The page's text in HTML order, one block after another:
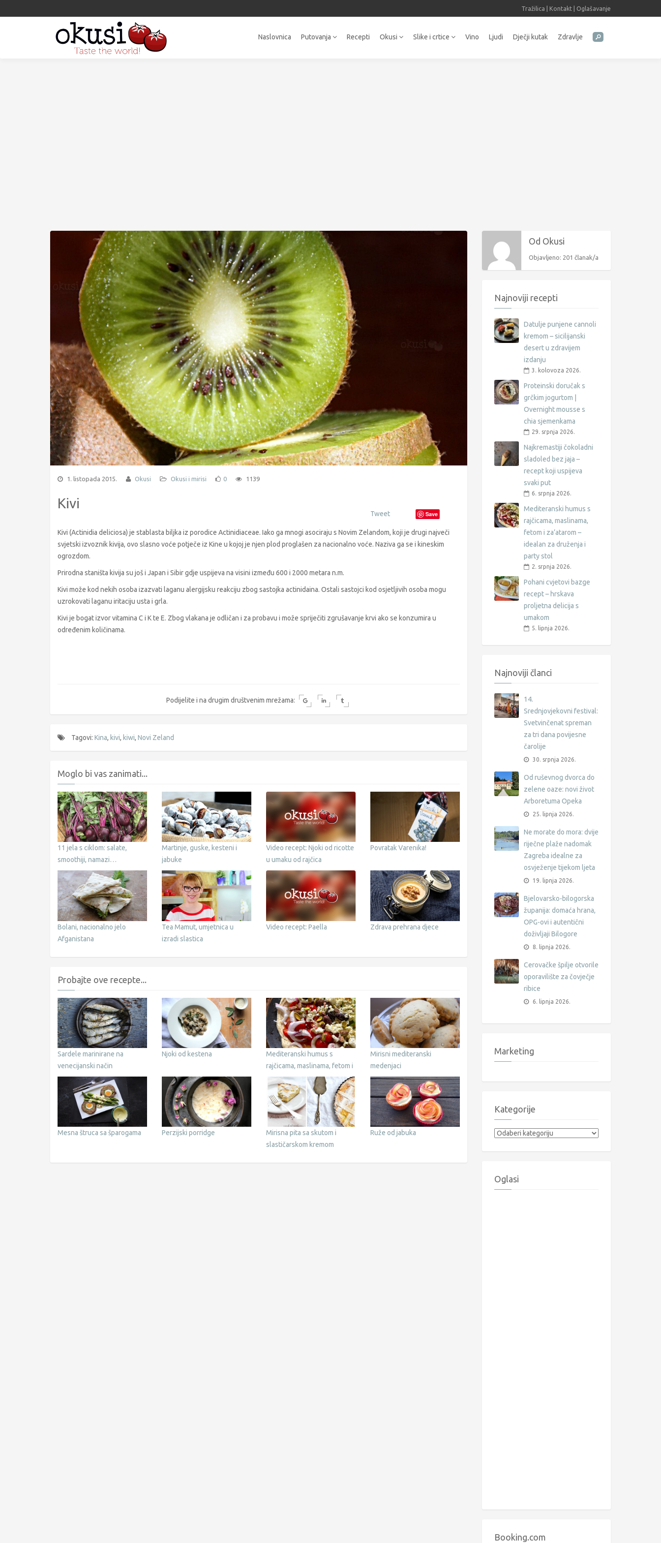
Tražilica Kontakt Oglašavanje
Naslovnica Putovanja Recepti Okusi Slike i crtice Vino Ljudi Dječji kutak Zdravlje
1. listopada 2015. Okusi Okusi i mirisi 0 1139
Kivi
Tweet Save
Kivi (Actinidia deliciosa) je stablasta biljka iz porodice Actinidiaceae. Iako ga mnogi asociraju s Novim Zelandom, koji je drugi največi
svjetski izvoznik kivija, ovo slasno voće potječe iz Kine u kojoj je njen plod proglašen za nacionalno voće. Naziva ga se i kineskim
ogrozdom.
Prirodna staništa kivija su još i Japan i Sibir gdje uspijeva na visini između 600 i 2000 metara n.m.
Kivi može kod nekih osoba izazvati laganu alergijsku reakciju zbog sastojka actinidaina. Ostali sastojci kod osjetljivih osoba mogu
uzrokovati laganu iritaciju usta i grla.
Kivi je bogat izvor vitamina C i K te E. Zbog vlakana je odličan i za probavu i može spriječiti zgrušavanje krvi ako se konzumira u
određenim količinama.
Podijelite i na drugim društvenim mrežama:
Tagovi: Kina, kivi, kiwi, Novi Zeland
Moglo bi vas zanimati...
11 jela s ciklom: salate,
smoothiji, namazi…
Martinje, guske, kesteni i
jabuke
Video recept: Njoki od ricotte
u umaku od rajčica
Povratak Varenika!
Bolani, nacionalno jelo
Afganistana
Tea Mamut, umjetnica u
izradi slastica
Video recept: Paella Zdrava prehrana djece
Probajte ove recepte...
Sardele marinirane na
venecijanski način
Njoki od kestena
Mediteranski humus s
rajčicama, maslinama, fetom i
za’atarom – idealan za
druženja i party stol
Mirisni mediteranski
medenjaci
Mesna štruca sa šparogama Perzijski porridge
Mirisna pita sa skutom i
slastičarskom kremom
Ruže od jabuka
Od Okusi
Objavljeno: 201 članak/a
Najnoviji recepti
Datulje punjene cannoli
kremom – sicilijanski
desert u zdravijem
izdanju
3. kolovoza 2026.
Proteinski doručak s
grčkim jogurtom |
Overnight mousse s
chia sjemenkama
29. srpnja 2026.
Najkremastiji čokoladni
sladoled bez jaja –
recept koji uspijeva
svaki put
6. srpnja 2026.
Mediteranski humus s
rajčicama, maslinama,
fetom i za’atarom –
idealan za druženja i
party stol
2. srpnja 2026.
Pohani cvjetovi bazge
recept – hrskava
proljetna delicija s
umakom
5. lipnja 2026.
Najnoviji članci
14.
Srednjovjekovni festival:
Svetvinčenat spreman
za tri dana povijesne
čarolije
30. srpnja 2026.
Od ruševnog dvorca do
zelene oaze: novi život
Arboretuma Opeka
25. lipnja 2026.
Ne morate do mora: dvije
riječne plaže nadomak
Zagreba idealne za
osvježenje tijekom ljeta
19. lipnja 2026.
Bjelovarsko-bilogorska
županija: domaća hrana,
OPG-ovi i autentični
doživljaji Bilogore
8. lipnja 2026.
Cerovačke špilje otvorile
oporavilište za čovječje
ribice
6. lipnja 2026.
Marketing
Kategorije
Kategorije
Oglasi
Booking.com